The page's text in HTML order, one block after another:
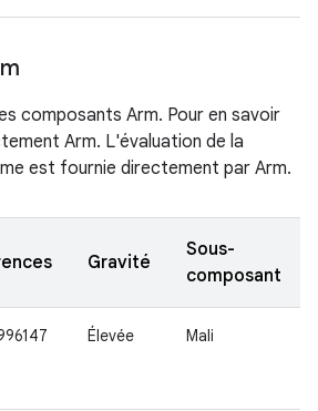
composants Arm. Pour en savoir
Arm. L'évaluation de la
est fournie directement par Arm.
Gravité
Sous-
composant
Élevée Mali